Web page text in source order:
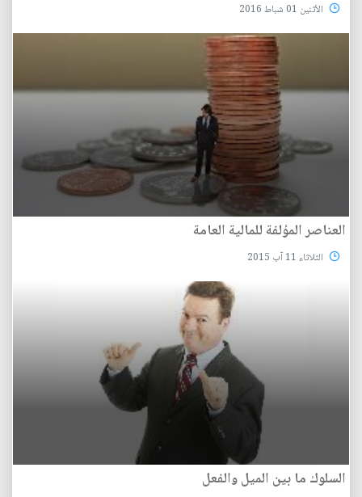
الأثنين 01 شباط 2016
العناصر المؤلفة للمالية العامة
الثلاثاء 11 آب 2015
السلوك ما بين الميل والفعل